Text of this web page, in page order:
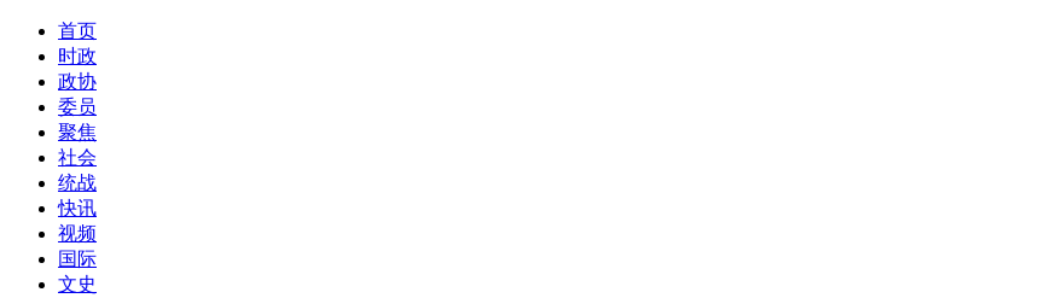
首页
时政
政协
委员
聚焦
社会
统战
快讯
视频
国际
文史